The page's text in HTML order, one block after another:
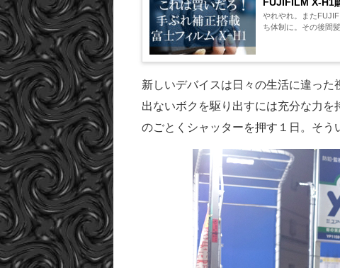
やれやれ。また
ち体制に。その後間
新しいデバイスは日々の生活に違っ
出ないボクを駆り出すには充分な力
のごとくシャッターを押す１日。そう